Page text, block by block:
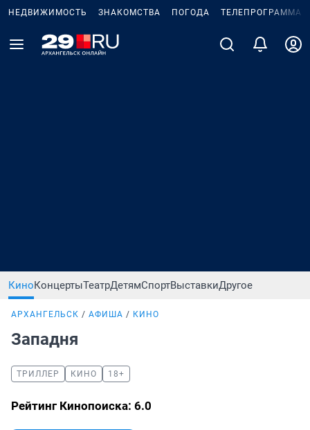
НЕДВИЖИМОСТЬ ЗНАКОМСТВА ПОГОДА ТЕЛЕПРОГРАММА
КиноКонцертыТеатрДетямСпортВыставкиДругое
АРХАНГЕЛЬСК АФИША КИНО
Западня
ТРИЛЛЕР КИНО 18+
Рейтинг Кинопоиска: 6.0